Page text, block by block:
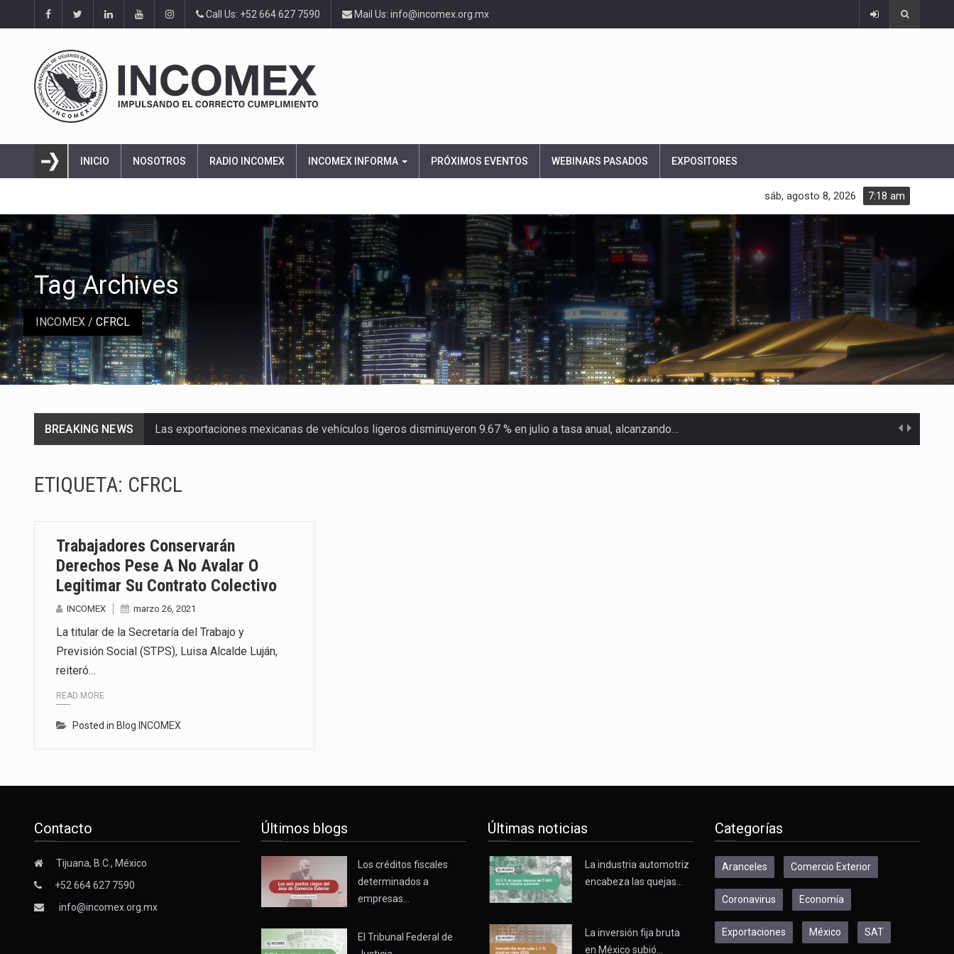
Call Us: +52 664 627 7590 Mail Us: info@incomex.org.mx
INICIO NOSOTROS RADIO INCOMEX INCOMEX INFORMA PRÓXIMOS EVENTOS WEBINARS PASADOS EXPOSITORES
7:18 am
sáb, agosto 8, 2026
INCOMEX / CFRCL
Tag Archives
BREAKING NEWS Las exportaciones mexicanas de vehículos ligeros disminuyeron 9.67 % en julio a tasa anual, alcanzando…
La Coalition for a Prosperous America (CPA) solicitó al gobierno de Estados Unidos mantener e…
Ante la suspensión temporal de las inspecciones sanitarias del Departamento de Agricultura de Estados Unidos…
Los créditos fiscales determinados a empresas IMMEX rara vez nacen de una interpretación equivocada de…
La industria automotriz mexicana concentra más de la mitad de las quejas bajo el Mecanismo…
La inversión fija bruta en México registró un aumento de 1.1% interanual en mayo de…
El Departamento de Agricultura de Estados Unidos (USDA) suspendió el 5 de agosto de 2026…
ETIQUETA: CFRCL
Trabajadores Conservarán
Derechos Pese A No Avalar O
Legitimar Su Contrato Colectivo
INCOMEX marzo 26, 2021
La titular de la Secretaría del Trabajo y
Previsión Social (STPS), Luisa Alcalde Luján,
reiteró…
READ MORE
Posted in Blog INCOMEX
Contacto
Tijuana, B.C., México
+52 664 627 7590
info@incomex.org.mx
Últimos blogs
Los créditos fiscales
determinados a
empresas…
El Tribunal Federal de
Últimas noticias
La industria automotriz
encabeza las quejas…
La inversión fija bruta
en México subió…
Categorías
Aranceles Comercio Exterior
Coronavirus Economía
Exportaciones México SAT